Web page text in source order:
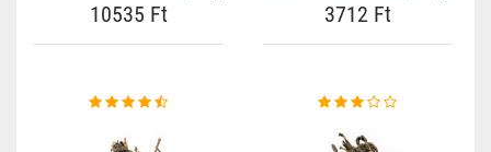
10535 Ft 3712 Ft